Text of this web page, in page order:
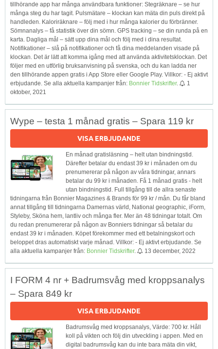
tillhörande app har många användbara funktioner: Stegräknare – se hur
många steg du har tagit. Pulsmätare – klockan kan mäta din puls direkt på
handleden. Kaloriräknare – följ med i hur många kalorier du förbränner.
Sömnanalys – få statistik över din sömn. GPS tracking – se din runda på en
karta. Dagliga mål – sätt upp dina mål och följ med i dina resultat.
Notifikationer – slå på notifikationer och få dina meddelanden visade på
klockan. Det är lätt att komma igång med att använda aktivitetsklockan. Det
följer med en utförlig bruksanvisning på svenska, och du kan ladda ner
den tillhörande appen gratis i App Store eller Google Play. Villkor: - Ej aktivt
erbjudande. Se alla aktuella kampanjer från: Bonnier Tidskrifter.
1
oktober, 2021
Wype – testa 1 månad gratis – Spara 119 kr
VISA ERBJUDANDE
En månad gratisläsning – helt utan bindningstid.
Därefter betalar du endast 39 kr i månaden om du
prenumererar på någon av våra tidningar, annars
betalar du 99 kr i månaden. Få 1 månad gratis - helt
utan bindningstid. Full tillgång till de allra senaste
tidningarna från Bonnier Magazines & Brands för 99 kr / mån. Du får bland
annat tillgång till tidningarna Damernas värld, National geographic, iForm,
Styleby, Sköna hem, lantliv och många fler. Mer än 48 tidningar totalt. Om
du redan prenumererar på någon av Bonniers tidningar så betalar du
endast 39 kr i månaden. Köpet förekommer med ett betalningskort och
beloppet dras automatiskt varje månad. Villkor: - Ej aktivt erbjudande. Se
alla aktuella kampanjer från: Bonnier Tidskrifter. 13 december, 2022
I FORM 4 nr + Badrumsvåg med kroppsanalys
– Spara 849 kr
VISA ERBJUDANDE
Badrumsvåg med kroppsanalys, Värde: 700 kr. Håll
koll på vikten och följ din utveckling i appen. Med en
digital badrumsvåg kan du inte bara mäta din vikt,